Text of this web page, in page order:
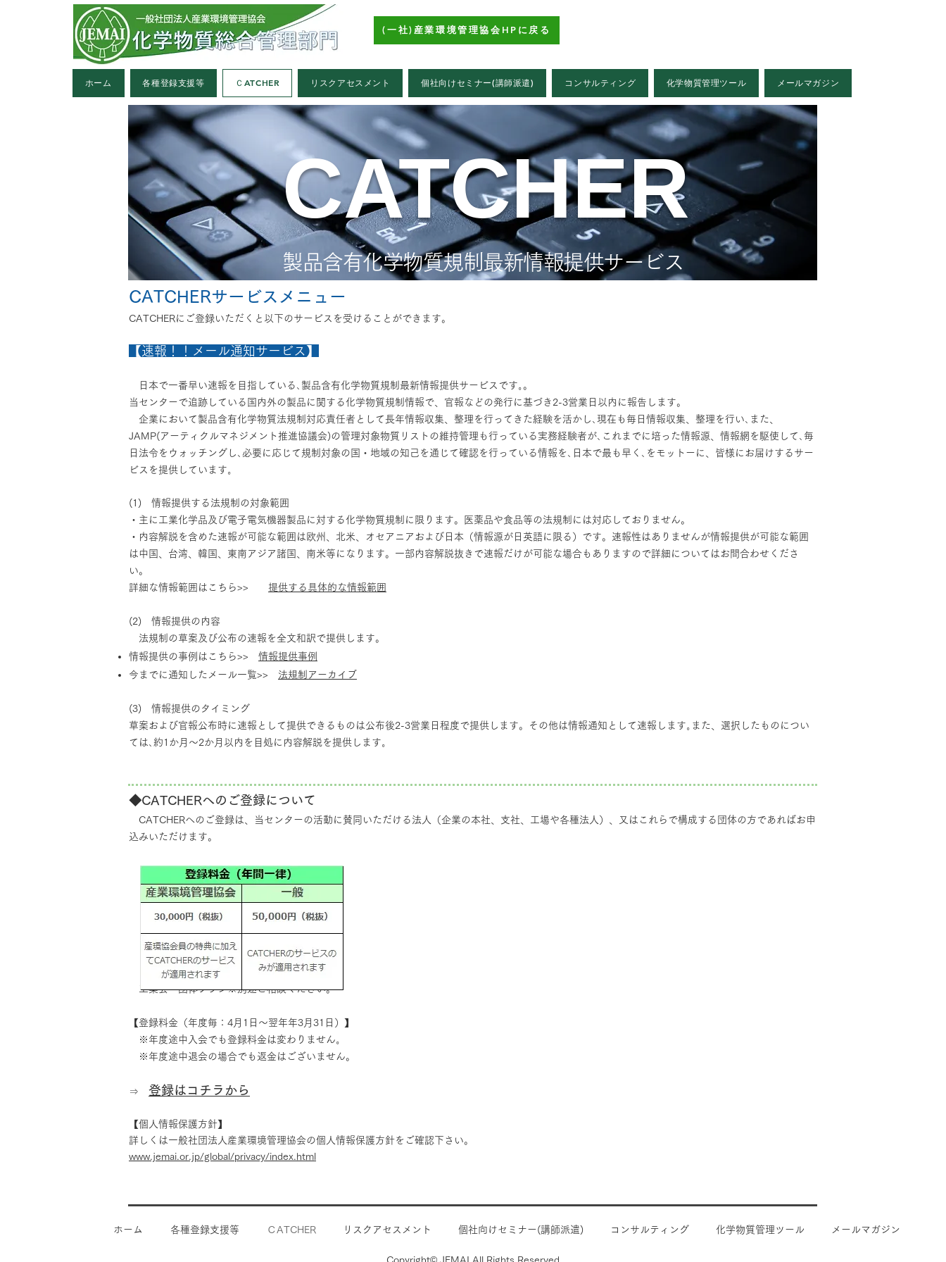
(一社)産業環境管理協会HPに戻る
ホーム 各種登録支援等 ＣATCHER リスクアセスメント 個社向けセミナー(講師派遣) コンサルティング 化学物質管理ツール メールマガジン
CATCHER
製品含有化学物質規制最新情報提供サービス
​CATCHERサービスメニュー
CATCHERにご登録いただくと以下のサービスを受けることができます。
【速報！！メール通知サービス】
日本で一番早い速報を目指している､製品含有化学物質規制最新情報提供サービスです｡。
当センターで追跡している国内外の製品に関する化学物質規制情報で、官報などの発行に基づき2-3営業日以内に報告します。
企業において製品含有化学物質法規制対応責任者として長年情報収集、整理を行ってきた経験を活かし､現在も毎日情報収集、整理を行い､また、
JAMP(アーティクルマネジメント推進協議会)の管理対象物質リストの維持管理も行っている実務経験者が､これまでに培った情報源、情報網を駆使して､毎
日法令をウォッチングし､必要に応じて規制対象の国・地域の知己を通じて確認を行っている情報を､日本で最も早く､をモットーに、皆様にお届けするサー
ビスを提供しています｡
(1) 情報提供する法規制の対象範囲
・主に工業化学品及び電子電気機器製品に対する化学物質規制に限ります。医薬品や食品等の法規制には対応しておりません。
・内容解説を含めた速報が可能な範囲は欧州、北米、オセアニアおよび日本（情報源が日英語に限る）です。速報性はありませんが情報提供が可能な範囲
は中国、台湾、韓国、東南アジア諸国、南米等になります。一部内容解説抜きで速報だけが可能な場合もありますので詳細についてはお問合わせくださ
い。
詳細な情報範囲はこちら>> 提供する具体的な情報範囲
(2) 情報提供の内容
法規制の草案及び公布の速報を全文和訳で提供します。
情報提供の事例はこちら>> 情報提供事例
今までに通知したメール一覧>> 法規制アーカイブ
(3) 情報提供のタイミング
草案および官報公布時に速報として提供できるものは公布後2-3営業日程度で提供します。その他は情報通知として速報します｡また、選択したものについ
ては､約1か月～2か月以内を目処に内容解説を提供します｡
◆CATCHERへのご登録について
CATCHERへのご登録は、当センターの活動に賛同いただける法人（企業の本社、支社、工場や各種法人）、又はこれらで構成する団体の方であればお申
込みいただけます。
工業会・団体プラン※別途ご相談ください。
【登録料金（年度毎：4月1日～翌年年3月31日）】
※年度途中入会でも登録料金は変わりません｡
※年度途中退会の場合でも返金はございません。
⇒ 登録はコチラから
【個人情報保護方針】
詳しくは一般社団法人産業環境管理協会の個人情報保護方針をご確認下さい。
www.jemai.or.jp/global/privacy/index.html
ホーム 各種登録支援等 ＣATCHER リスクアセスメント 個社向けセミナー(講師派遣) コンサルティング 化学物質管理ツール メールマガジン
Copyright© JEMAI All Rights Reserved